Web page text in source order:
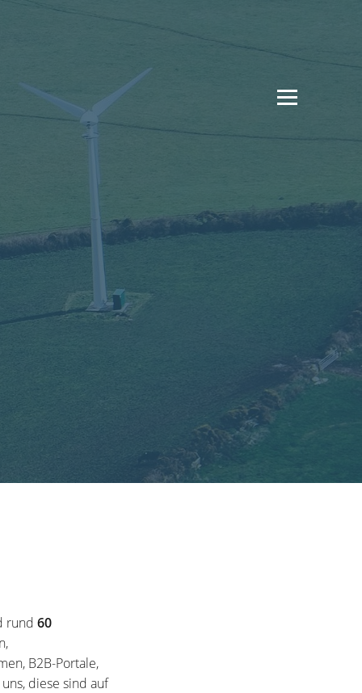
rund 60
B2B-Portale,
diese sind auf